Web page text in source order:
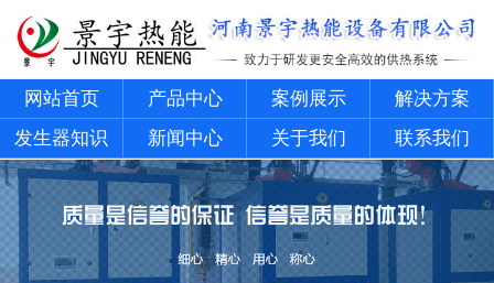
网站首页 产品中心 案例展示
解决方案
发生器知识
新闻中心 关于我们 联系我们